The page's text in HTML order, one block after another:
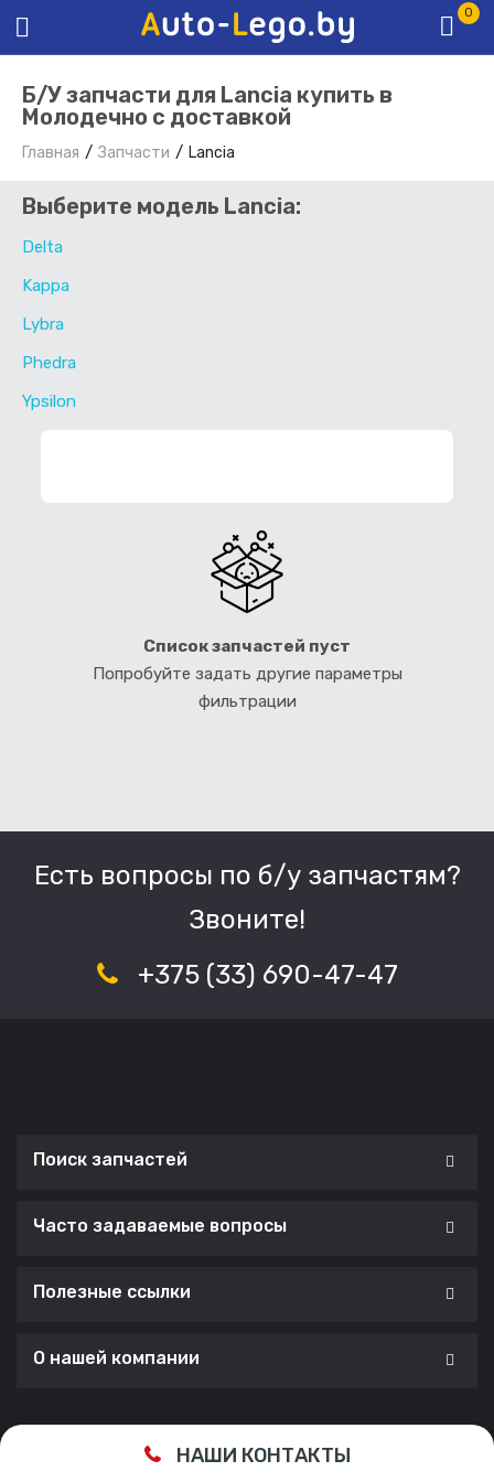
0
Б/У запчасти для Lancia купить в
Молодечно с доставкой
Главная Запчасти Lancia
Выберите модель Lancia:
Delta
Kappa
Lybra
Phedra
Ypsilon
Список запчастей пуст
Попробуйте задать другие параметры
фильтрации
Есть вопросы по б/у запчастям?
Звоните!
+375 (33) 690-47-47
Поиск запчастей
Часто задаваемые вопросы
Полезные ссылки
О нашей компании
Сделано с ❤️ вCherry Lab Agency
НАШИ КОНТАКТЫ